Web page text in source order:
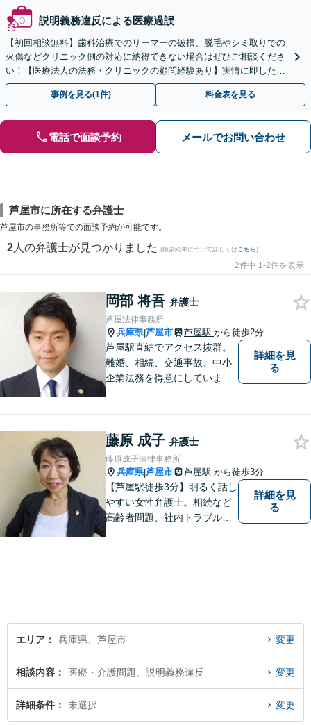
説明義務違反による医療過誤
【初回相談無料】歯科治療でのリーマーの破損、脱毛やシミ取りでの
火傷などクリニック側の対応に納得できない場合はぜひご相談くださ
い！【医療法人の法務・クリニックの顧問経験あり】実情に即したア
ドバイスで、納得のできるトラブルの解決を目指します。
事例を見る(1件) 料金表を見る
電話で面談予約 メールでお問い合わせ
芦屋市に所在する弁護士
芦屋市の事務所等での面談予約が可能です。
2 人の弁護士が見つかりました (検索結果について詳しくは こちら)
2件中 1-2件を表示
岡部 将吾 弁護士
芦屋法律事務所
兵庫県|芦屋市 芦屋駅 から徒歩2分
芦屋駅直結でアクセス抜群。
離婚、相続、交通事故、中小
企業法務を得意にしていま
可♯中小企業診断士資格有り
詳細を見
る
藤原 成子 弁護士
藤原成子法律事務所
兵庫県|芦屋市 芦屋駅 から徒歩3分
【芦屋駅徒歩3分】明るく話し
やすい女性弁護士。相続など
高齢者問題、社内トラブル
詳細を見
る
エリア 兵庫県、芦屋市 変更
相談内容 医療・介護問題、説明義務違反 変更
詳細条件 未選択 変更